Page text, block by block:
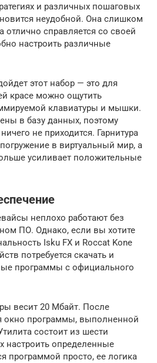
и различных пошаговых
неудобной. Она слишком
отлично справляется со своей
настроить различные
этот набор — это для
красе можно ощутить
клавиатуры и мышки.
в базу данных, поэтому
не приходится. Гарнитура
в виртуальный мир, а
усиливает положительные
неплохо работают без
ПО. Однако, если вы хотите
Isku FX и Roccat Kone
потребуется скачать и
программы с официального
весит 20 Мбайт. После
окно программы, выполненной
состоит из шести
настроить определенные
программой просто, ее логика